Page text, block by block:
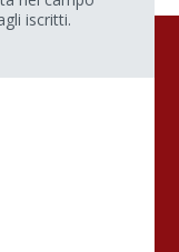
iscritti.